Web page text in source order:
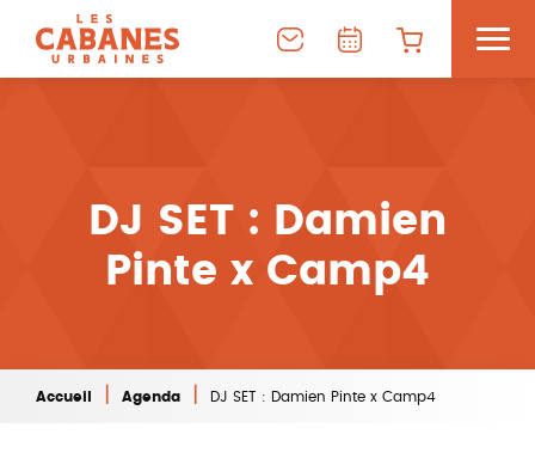
DJ SET : Damien
Pinte x Camp4
Accueil Agenda DJ SET : Damien Pinte x Camp4